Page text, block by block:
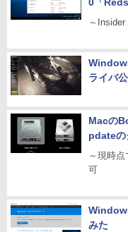
～
ライバ
Macの
pdateの
～現時
可
みた